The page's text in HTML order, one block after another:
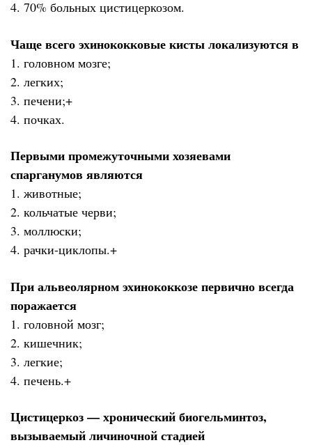
4. 70% больных цистицеркозом.
Чаще всего эхинококковые кисты локализуются в
1. головном мозге;
2. легких;
3. печени;+
4. почках.
Первыми промежуточными хозяевами
спарганумов являются
1. животные;
2. кольчатые черви;
3. моллюски;
4. рачки-циклопы.+
При альвеолярном эхинококкозе первично всегда
поражается
1. головной мозг;
2. кишечник;
3. легкие;
4. печень.+
Цистицеркоз — хронический биогельминтоз,
вызываемый личиночной стадией